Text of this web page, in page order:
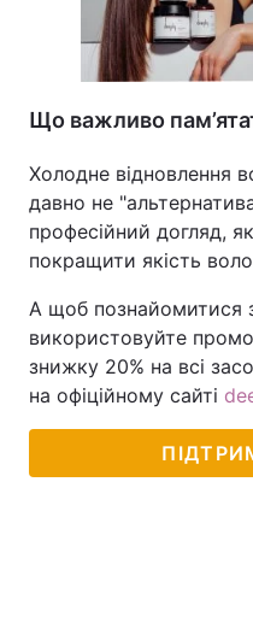
Що важливо
Холодне відновлення
давно не
професійний догляд,
покращити якість
А щоб познайомитися
використовуйте
знижку 20% на всі
на офіційному сайті